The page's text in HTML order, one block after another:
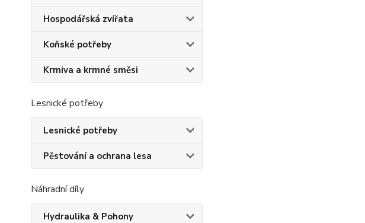
Hospodářská zvířata
Koňské potřeby
Krmiva a krmné směsi
Lesnické potřeby
Lesnické potřeby
Pěstování a ochrana lesa
Náhradní díly
Hydraulika & Pohony